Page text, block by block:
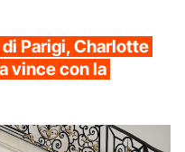
Parigi, Charlotte
vince con la